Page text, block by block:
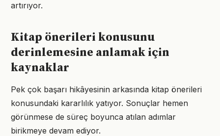
artırıyor.
Kitap önerileri konusunu
derinlemesine anlamak için
kaynaklar
Pek çok başarı hikâyesinin arkasında kitap önerileri
konusundaki kararlılık yatıyor. Sonuçlar hemen
görünmese de süreç boyunca atılan adımlar
birikmeye devam ediyor.